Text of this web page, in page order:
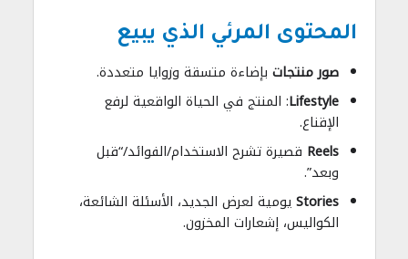
المحتوى المرئي الذي يبيع
صور منتجات بإضاءة متسقة وزوايا متعددة.
Lifestyle: المنتج في الحياة الواقعية لرفع
الإقناع.
Reels قصيرة تشرح الاستخدام/الفوائد/“قبل
وبعد”.
Storiesيومية لعرض الجديد، الأسئلة الشائعة،
الكواليس، إشعارات المخزون.